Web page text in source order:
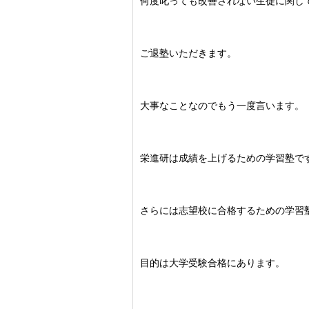
ご退塾いただきます。
大事なことなのでもう一度言います。
栄進研は成績を上げるための学習塾で
さらには志望校に合格するための学習
目的は大学受験合格にあります。